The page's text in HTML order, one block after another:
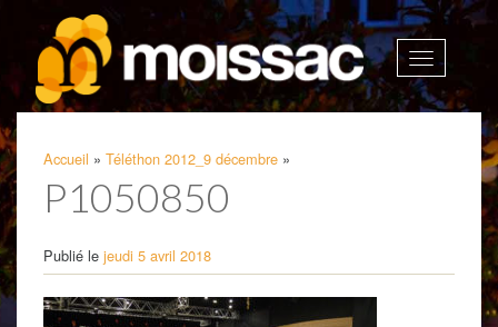
Afficher
la
Accueil » Téléthon 2012_9 décembre »
P1050850
Publié le jeudi 5 avril 2018